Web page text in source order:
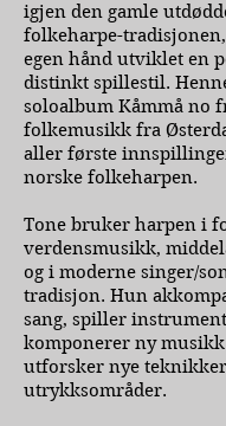
igjen den gamle
folkeharpe-
egen hånd utviklet en
distinkt spillestil.
soloalbum Kåmmå no
folkemusikk fra
aller første
norske folkeharpen.
Tone bruker harpen i
verdensmusikk,
og i moderne singer/
tradisjon. Hun
sang, spiller
komponerer ny
utforsker nye
utrykksområder.